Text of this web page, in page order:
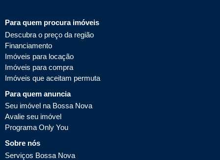
Para quem procura imóveis
Descubra o preço da região
Financiamento
Imóveis para locação
Imóveis para compra
Imóveis que aceitam permuta
Para quem anuncia
Seu imóvel na Bossa Nova
Avalie seu imóvel
Programa Only You
Sobre nós
Serviços Bossa Nova